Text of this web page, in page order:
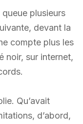
plusieurs
devant la
compte plus les
noir, sur internet,
Qu’avait
d’abord,